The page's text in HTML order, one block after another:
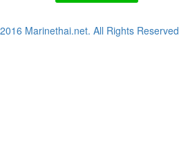
2016 Marinethai.net. All Rights Reserved